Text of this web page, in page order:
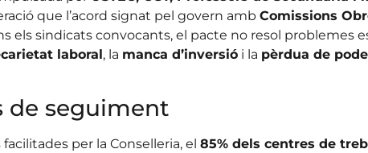
que l’acord signat pel govern amb Comissions
els sindicats convocants, el pacte no resol problemes
laboral, la manca d’inversiói la pèrdua de
de seguiment
per la Conselleria, el 85% dels centres de